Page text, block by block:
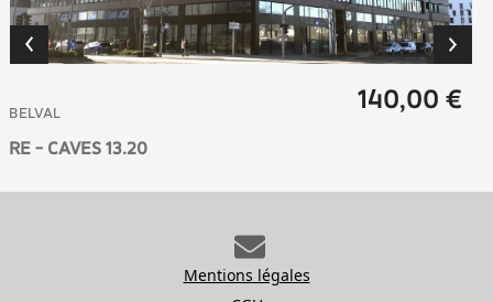
140,00 €
BELVAL
RE - CAVES 13.20
Mentions légales